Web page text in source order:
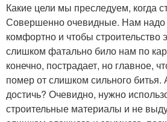
Какие цели мы преследуем, когда
Совершенно очевидные. Нам
комфортно и чтобы строительство
слишком фатально било нам по
конечно, пострадает, но главное,
помер от слишком сильного битья.
достичь? Очевидно, нужно
строительные материалы и не